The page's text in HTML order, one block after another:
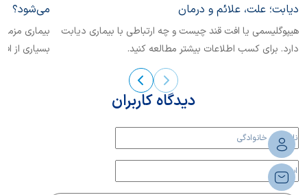
دیابت؛ علت، علائم و درمان
هیپوگلیسمی یا افت قند چیست و چه ارتباطی با بیماری دیابت
دارد. برای کسب اطلاعات بیشتر مطالعه کنید.
می‌شود؟
بسیاری از
دیدگاه کاربران